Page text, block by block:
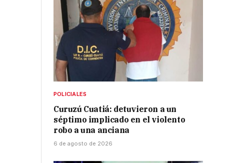
POLICIALES
Curuzú Cuatiá: detuvieron a un
séptimo implicado en el violento
robo a una anciana
6 de agosto de 2026